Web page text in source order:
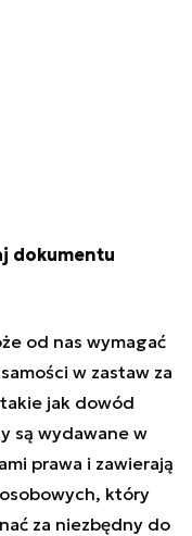
dokumentu
od nas wymagać
w zastaw za
jak dowód
są wydawane w
prawa i zawierają
który
za niezbędny do